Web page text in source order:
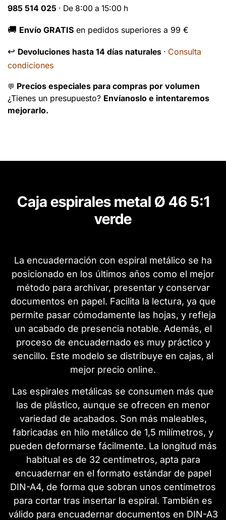
985 514 025 · De 8:00 a 15:00 h
🚚 Envío GRATIS en pedidos superiores a 99 €
↩️ Devoluciones hasta 14 días naturales · Consulta
condiciones
💬 Precios especiales para compras por volumen
¿Tienes un presupuesto? Envíanoslo e intentaremos
mejorarlo.
Caja espirales metal Ø 46 5:1
verde
La encuadernación con espiral metálico se ha
posicionado en los últimos años como el mejor
método para archivar, presentar y conservar
documentos en papel. Facilita la lectura, ya que
permite pasar cómodamente las hojas, y refleja
un acabado de presencia notable. Además, el
proceso de encuadernado es muy práctico y
sencillo. Este modelo se distribuye en cajas, al
mejor precio online.
Las espirales metálicas se consumen más que
las de plástico, aunque se ofrecen en menor
variedad de acabados. Son más maleables,
fabricadas en hilo metálico de 1,5 milímetros, y
pueden deformarse fácilmente. La longitud más
habitual es de 32 centímetros, apta para
encuadernar en el formato estándar de papel
DIN-A4, de forma que sobran unos centímetros
para cortar tras insertar la espiral. También es
válido para encuadernar documentos en DIN-A3